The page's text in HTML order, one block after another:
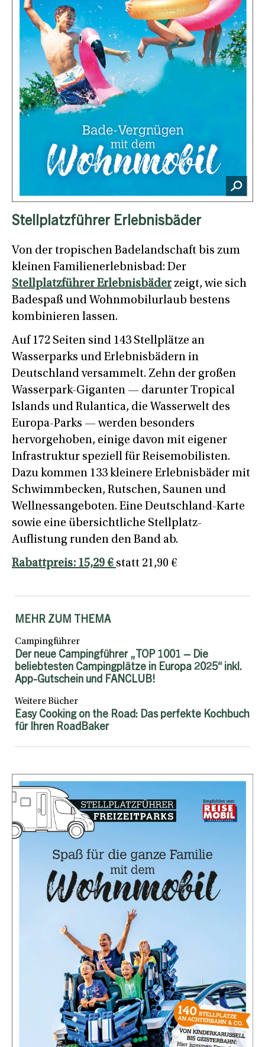
Stellplatzführer Erlebnisbäder
Von der tropischen Badelandschaft bis zum
kleinen Familienerlebnisbad: Der
Stellplatzführer Erlebnisbäderzeigt, wie sich
Badespaß und Wohnmobilurlaub bestens
kombinieren lassen.
Auf 172 Seiten sind 143 Stellplätze an
Wasserparks und Erlebnisbädern in
Deutschland versammelt. Zehn der großen
Wasserpark-Giganten — darunter Tropical
Islands und Rulantica, die Wasserwelt des
Europa-Parks — werden besonders
hervorgehoben, einige davon mit eigener
Infrastruktur speziell für Reisemobilisten.
Dazu kommen 133 kleinere Erlebnisbäder mit
Schwimmbecken, Rutschen, Saunen und
Wellnessangeboten. Eine Deutschland-Karte
sowie eine übersichtliche Stellplatz-
Auflistung runden den Band ab.
Rabattpreis: 15,29 € statt 21,90 €
MEHR ZUM THEMA
Campingführer
Der neue Campingführer „TOP 1001 – Die
beliebtesten Campingplätze in Europa 2025“ inkl.
App-Gutschein und FANCLUB!
Weitere Bücher
Easy Cooking on the Road: Das perfekte Kochbuch
für Ihren RoadBaker